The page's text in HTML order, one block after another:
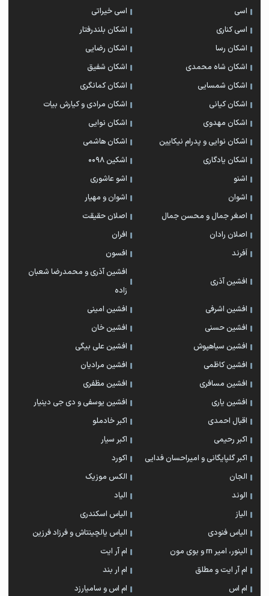
اسی
اسی خیراتی
اسی کناری
اشکان بلندرفتار
اشکان رسا
اشکان رضایی
اشکان شاه محمدی
اشکان شفیق
اشکان شمسایی
اشکان‌ کمانگری
اشکان کیانی
اشکان مرادی و کیارش بیات
اشکان مهدوی
اشکان نوایی
اشکان نوایی و پدرام نیکایین
اشکان هاشمی
اشکان یادگاری
اشکین ۰۰۹۸
اشنو
اشو عاشوری
اشوان
اشوان و مهیار
اصغر جمال و محسن جمال
اصلان حقیقت
اصلان رادان
افران
اَفرند
افسون
افشین آذری
افشین آذری و محمدرضا شعبان
زاده
افشین اشرفی
افشین امینی
افشین حسنی
افشین خان
افشین سیاهپوش
افشین علی بیگی
افشین کاظمی
افشین مرادیان
افشین مسافری
افشین مظفری
افشین یاری
افشین یوسفی و دی جی دینیار
اقبال احمدی
اکبر خادملو
اکبر رحیمی
اکبر سیار
اکبر گلپایگانی و امیراحسان فدایی
اکورد
الجان
الکس موزیک
الوند
الیاد
الیاز
الیاس اسکندری
الیاس فنودی
الیاس یالچینتاش و فرزاد فرزین
الینور، امیر rn و بوی مون
ام آر ایت
ام آر ایت و مطلق
ام‌ ار بند
ام اس
ام اس و سامیارزد